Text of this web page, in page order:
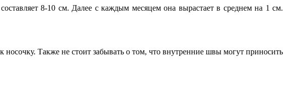
8-10 см. Далее с каждым месяцем она вырастает в среднем на 1 см.
Также не стоит забывать о том, что внутренние швы могут приносить